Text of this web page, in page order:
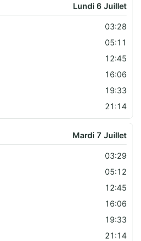
Lundi 6 Juillet
03:28
05:11
12:45
16:06
19:33
21:14
Mardi 7 Juillet
03:29
05:12
12:45
16:06
19:33
21:14